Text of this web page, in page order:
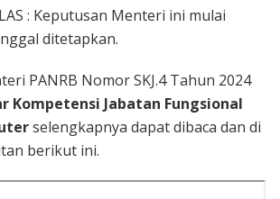
: Keputusan Menteri ini mulai
ditetapkan.
PANRB Nomor SKJ.4 Tahun 2024
Kompetensi Jabatan Fungsional
selengkapnya dapat dibaca dan di
berikut ini.